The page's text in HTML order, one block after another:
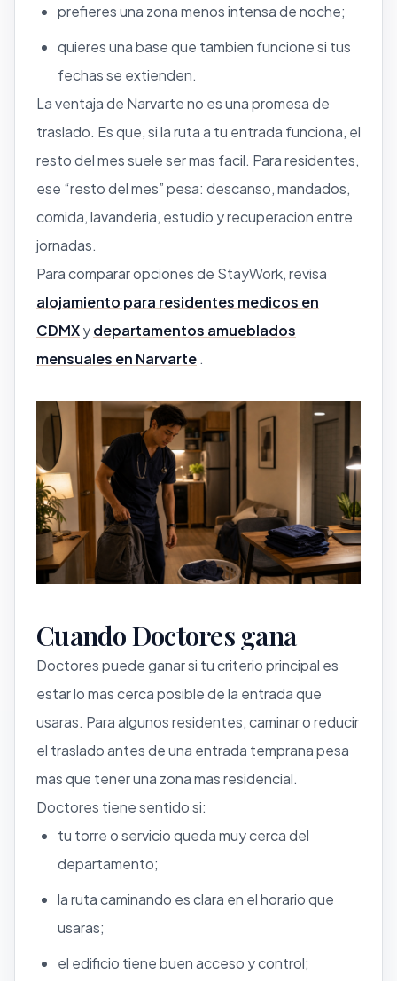
prefieres una zona menos intensa de noche;
quieres una base que tambien funcione si tus
fechas se extienden.
La ventaja de Narvarte no es una promesa de
traslado. Es que, si la ruta a tu entrada funciona, el
resto del mes suele ser mas facil. Para residentes,
ese “resto del mes” pesa: descanso, mandados,
comida, lavanderia, estudio y recuperacion entre
jornadas.
Para comparar opciones de StayWork, revisa
alojamiento para residentes medicos en
CDMXydepartamentos amueblados
mensuales en Narvarte .
Cuando Doctores gana
Doctores puede ganar si tu criterio principal es
estar lo mas cerca posible de la entrada que
usaras. Para algunos residentes, caminar o reducir
el traslado antes de una entrada temprana pesa
mas que tener una zona mas residencial.
Doctores tiene sentido si:
tu torre o servicio queda muy cerca del
departamento;
la ruta caminando es clara en el horario que
usaras;
el edificio tiene buen acceso y control;